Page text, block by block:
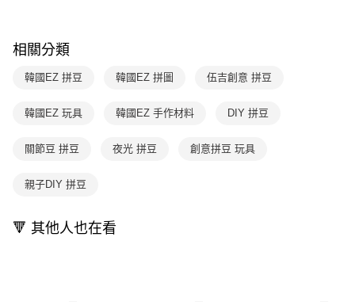
帳／街口支付／iPASS MONEY」等通路繳費。
【注意事項】
用戶於交易時，得透過本服務購買商品或服務，並由商店將買賣／分期付款
資料（包含姓名、電話或地址）提供予台灣大哥大進項蒐集、處理及利用，
3.完整用戶服務條款，請詳閱以下連結：
結帳頁面，進行簡訊認證並確認金額後，即可完成結帳。
２．訂單成立數日內，您將收到繳費通知簡訊。
３．收到繳費通知簡訊後14天內，點擊此簡訊中的連結，可透過四大超商／
購買商品的店家。未經商家同意取消之訂單仍視為有效，需透過AFTEE先享
※ 交易是否成功請以「AFTEE先享後付 」之結帳頁面顯示為準，若有關於
易，需依本服務之必要範圍內提供個人資料，並將交易相關給付款項請求債
付款後7-11取貨
每筆NT$70，滿NT$800(含以上)免運費
離島宅配（澎湖、金門、馬祖、小琉球；不適用於郵局i郵箱）
相關分類
韓國EZ 拼豆 韓國EZ 拼圖 伍吉創意 拼豆
韓國EZ 玩具 韓國EZ 手作材料 DIY 拼豆
關節豆 拼豆 夜光 拼豆 創意拼豆 玩具
親子DIY 拼豆
🔻 其他人也在看